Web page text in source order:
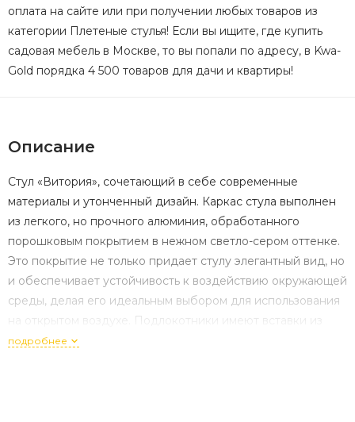
оплата на сайте или при получении любых товаров из
категории Плетеные стулья! Если вы ищите, где купить
садовая мебель в Москве, то вы попали по адресу, в Kwa-
Gold порядка 4 500 товаров для дачи и квартиры!
Описание
Стул «Витория», сочетающий в себе современные
материалы и утонченный дизайн. Каркас стула выполнен
из легкого, но прочного алюминия, обработанного
порошковым покрытием в нежном светло-сером оттенке.
Это покрытие не только придает стулу элегантный вид, но
и обеспечивает устойчивость к воздействию окружающей
среды, делая его идеальным выбором для использования
на открытом воздухе. Подлокотники имеют вставки из
тикового дерева, добавляют тепло и роскошь в общую
подробнее